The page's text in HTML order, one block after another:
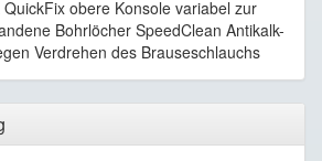
obere Konsole variabel zur
Bohrlöcher SpeedClean Antikalk-
Verdrehen des Brauseschlauchs